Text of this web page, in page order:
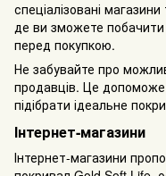
спеціалізовані
де ви зможете побачити
перед покупкою.
Не забувайте про
продавців. Це допоможе
підібрати ідеальне
Інтернет-магазини
Інтернет-магазини